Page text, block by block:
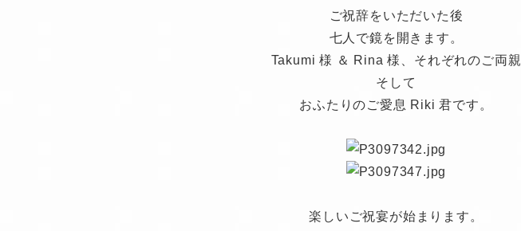
ご祝辞をいただいた後
七人で鏡を開きます。
Takumi 様 ＆ Rina 様、それぞれのご両親
そして
おふたりのご愛息 Riki 君です。
楽しいご祝宴が始まります。